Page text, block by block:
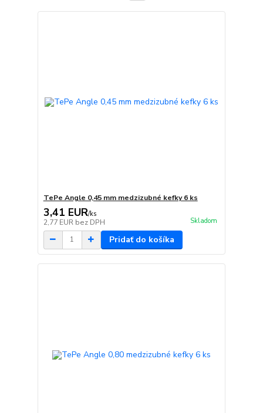
TePe Angle 0,45 mm medzizubné kefky 6 ks
3,41 EUR/ks
2,77 EUR bez DPH Skladom
Pridať do košíka